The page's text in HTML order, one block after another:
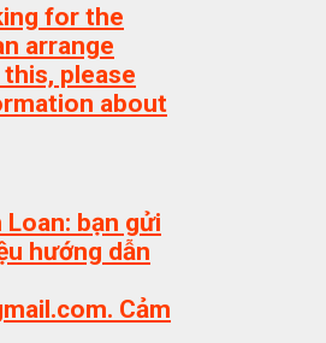
for the
arrange
please
about
Loan: bạn gửi
hướng dẫn
Cảm